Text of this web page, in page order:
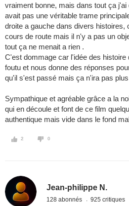
vraiment bonne, mais dans tout ça
avait pas une véritable trame
droite a gauche dans divers histoires,
cours de route mais il n'y a pas un
tout ça ne menait a rien .
C'est dommage car l'idée des histoire
foutu et nous donne des réponses
qu'il s'est passé mais ça n'ira pas
Sympathique et agréable grâce a la
qui en découle et font de ce film
authentique mais vide dans le fond
2 0
Jean-philippe N.
128 abonnés 925 critiques